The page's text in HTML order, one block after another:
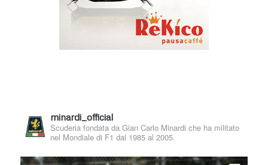
minardi_official
Scuderia fondata da Gian Carlo Minardi che ha militato
nel Mondiale di F1 dal 1985 al 2005.